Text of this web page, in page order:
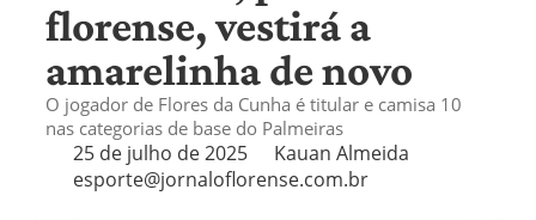
florense, vestirá a
amarelinha de novo
O jogador de Flores da Cunha é titular e camisa 10
nas categorias de base do Palmeiras
25 de julho de 2025
Kauan Almeida
esporte@jornaloflorense.com.br